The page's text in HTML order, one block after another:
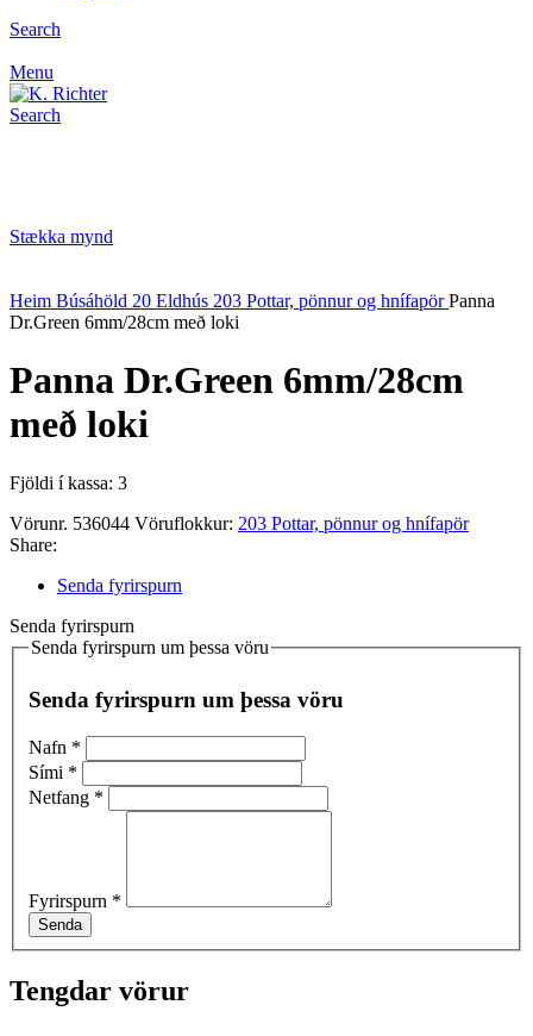
Search
Menu
Search
Stækka mynd
Heim Búsáhöld 20 Eldhús 203 Pottar, pönnur og hnífapörPanna
Dr.Green 6mm/28cm með loki
Panna Dr.Green 6mm/28cm
með loki
Fjöldi í kassa: 3
Vörunr. 536044 Vöruflokkur: 203 Pottar, pönnur og hnífapör
Share:
Senda fyrirspurn
Senda fyrirspurn
Senda fyrirspurn um þessa vöru
Senda fyrirspurn um þessa vöru
Nafn *
Sími *
Netfang *
Fyrirspurn *
Senda
Tengdar vörur